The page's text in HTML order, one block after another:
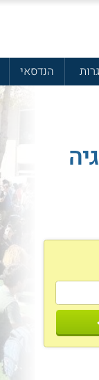
הנדסאי